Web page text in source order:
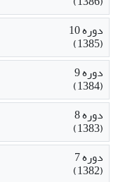
دوره 10
(1385)
دوره 9
(1384)
دوره 8
(1383)
دوره 7
(1382)